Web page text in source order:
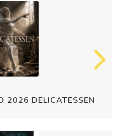
2026 DELICATESSEN